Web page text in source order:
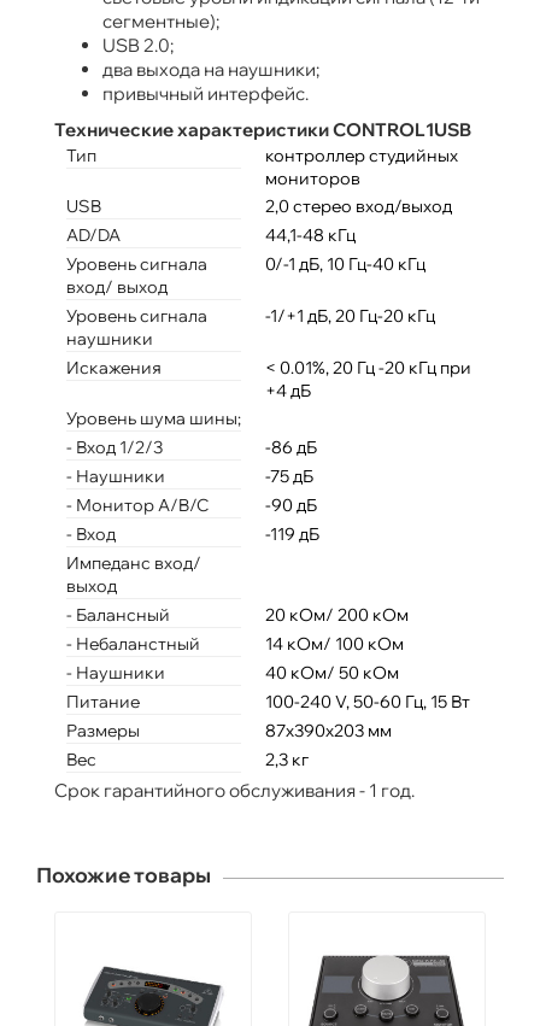
сегментные);
USB 2.0;
два выхода на наушники;
привычный интерфейс.
Технические характеристики CONTROL1USB
Тип
контроллер студийных
мониторов
USB
2,0 стерео вход/выход
AD/DA
44,1-48 кГц
Уровень сигнала
вход/ выход
0/-1 дБ, 10 Гц-40 кГц
Уровень сигнала
наушники
-1/+1 дБ, 20 Гц-20 кГц
Искажения
< 0.01%, 20 Гц -20 кГц при
+4 дБ
Уровень шума шины;
- Вход 1/2/3
-86 дБ
- Наушники
-75 дБ
- Монитор A/B/C
-90 дБ
- Вход
-119 дБ
Импеданс вход/
выход
- Балансный
20 кОм/ 200 кОм
- Небаланстный
14 кОм/ 100 кОм
- Наушники
40 кОм/ 50 кОм
Питание
100-240 V, 50-60 Гц, 15 Вт
Размеры
87x390x203 мм
Вес
2,3 кг
Срок гарантийного обслуживания - 1 год.
Похожие товары